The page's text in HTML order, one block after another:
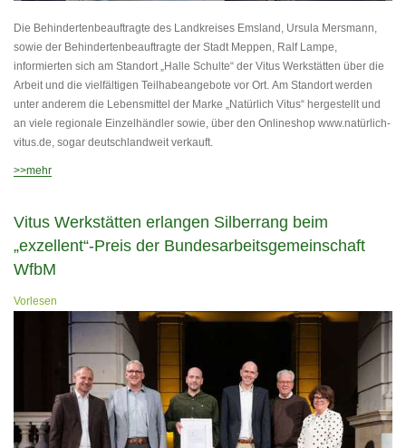
Die Behindertenbeauftragte des Landkreises Emsland, Ursula Mersmann,
sowie der Behindertenbeauftragte der Stadt Meppen, Ralf Lampe,
informierten sich am Standort „Halle Schulte“ der Vitus Werkstätten über die
Arbeit und die vielfältigen Teilhabeangebote vor Ort. Am Standort werden
unter anderem die Lebensmittel der Marke „Natürlich Vitus“ hergestellt und
an viele regionale Einzelhändler sowie, über den Onlineshop www.natürlich-
vitus.de, sogar deutschlandweit verkauft.
>>mehr
Vitus Werkstätten erlangen Silberrang beim
„exzellent“-Preis der Bundesarbeitsgemeinschaft
WfbM
Vorlesen